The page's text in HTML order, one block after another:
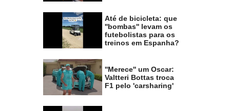
Até de bicicleta: que
''bombas'' levam os
futebolistas para os
treinos em Espanha?
''Merece'' um Oscar:
Valtteri Bottas troca
F1 pelo 'carsharing'